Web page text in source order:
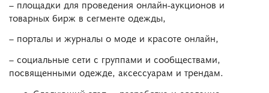
– площадки для проведения онлайн-аукционов и
товарных бирж в сегменте одежды,
– порталы и журналы о моде и красоте онлайн,
– социальные сети с группами и сообществами,
посвященными одежде, аксессуарам и трендам.